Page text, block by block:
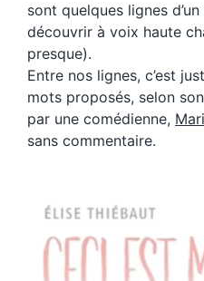
sont quelques lignes
découvrir à voix haute
presque).
Entre nos lignes, c’est
mots proposés, selon
par une comédienne,
sans commentaire.